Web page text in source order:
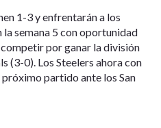
1-3 y enfrentarán a los
semana 5 con oportunidad
por ganar la división
(3-0). Los Steelers ahora con
partido ante los San